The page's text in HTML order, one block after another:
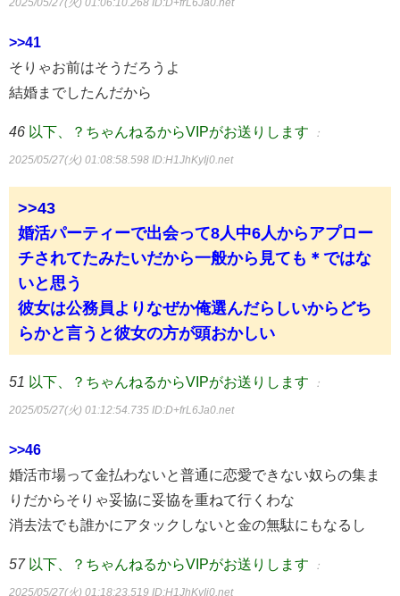
2025/05/27(火) 01:06:10.268 ID:D+frL6Ja0.net
>>41
そりゃお前はそうだろうよ
結婚までしたんだから
46 以下、？ちゃんねるからVIPがお送りします ：
2025/05/27(火) 01:08:58.598 ID:H1JhKyIj0.net
>>43
婚活パーティーで出会って8人中6人からアプロー
チされてたみたいだから一般から見ても＊ではな
いと思う
彼女は公務員よりなぜか俺選んだらしいからどち
らかと言うと彼女の方が頭おかしい
51 以下、？ちゃんねるからVIPがお送りします ：
2025/05/27(火) 01:12:54.735 ID:D+frL6Ja0.net
>>46
婚活市場って金払わないと普通に恋愛できない奴らの集ま
りだからそりゃ妥協に妥協を重ねて行くわな
消去法でも誰かにアタックしないと金の無駄にもなるし
57 以下、？ちゃんねるからVIPがお送りします ：
2025/05/27(火) 01:18:23.519 ID:H1JhKyIj0.net